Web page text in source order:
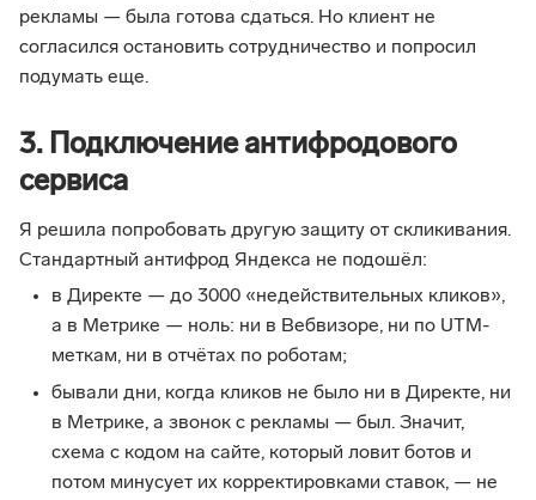
рекламы — была готова сдаться. Но клиент не
согласился остановить сотрудничество и попросил
подумать еще.
3. Подключение антифродового
сервиса
Я решила попробовать другую защиту от скликивания.
Стандартный антифрод Яндекса не подошёл:
в Директе — до 3000 «недействительных кликов»,
а в Метрике — ноль: ни в Вебвизоре, ни по UTM-
меткам, ни в отчётах по роботам;
бывали дни, когда кликов не было ни в Директе, ни
в Метрике, а звонок с рекламы — был. Значит,
схема с кодом на сайте, который ловит ботов и
потом минусует их корректировками ставок, — не